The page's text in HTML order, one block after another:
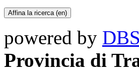
powered by
Provincia di